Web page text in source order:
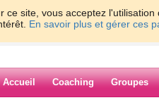
ce site, vous acceptez
En savoir plus et gérer ces
Accueil Coaching Groupes